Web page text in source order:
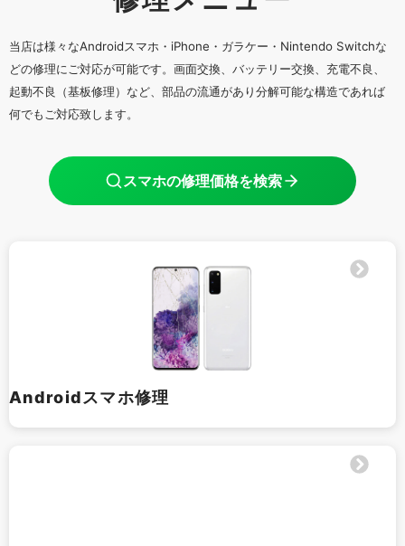
当店は様々なAndroidスマホ・iPhone・ガラケー・Nintendo Switchな
どの修理にご対応が可能です。画面交換、バッテリー交換、充電不良、
起動不良（基板修理）など、部品の流通があり分解可能な構造であれば
何でもご対応致します。
スマホの修理価格を検索
Androidスマホ修理